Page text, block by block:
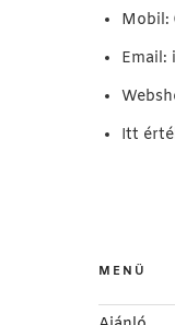
Mobil:
Email:
Itt
MENÜ